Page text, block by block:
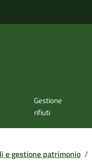
Gestione
rifiuti
e gestione patrimonio /